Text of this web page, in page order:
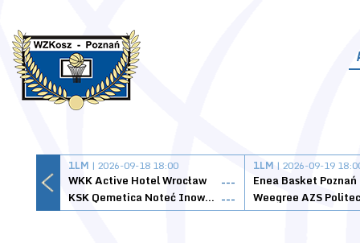
1LM | 2026-09-18 18:00
WKK Active Hotel Wrocław
---
KSK Qemetica Noteć Inowrocław ---
1LM | 2026-09-19
Enea Basket Poznań